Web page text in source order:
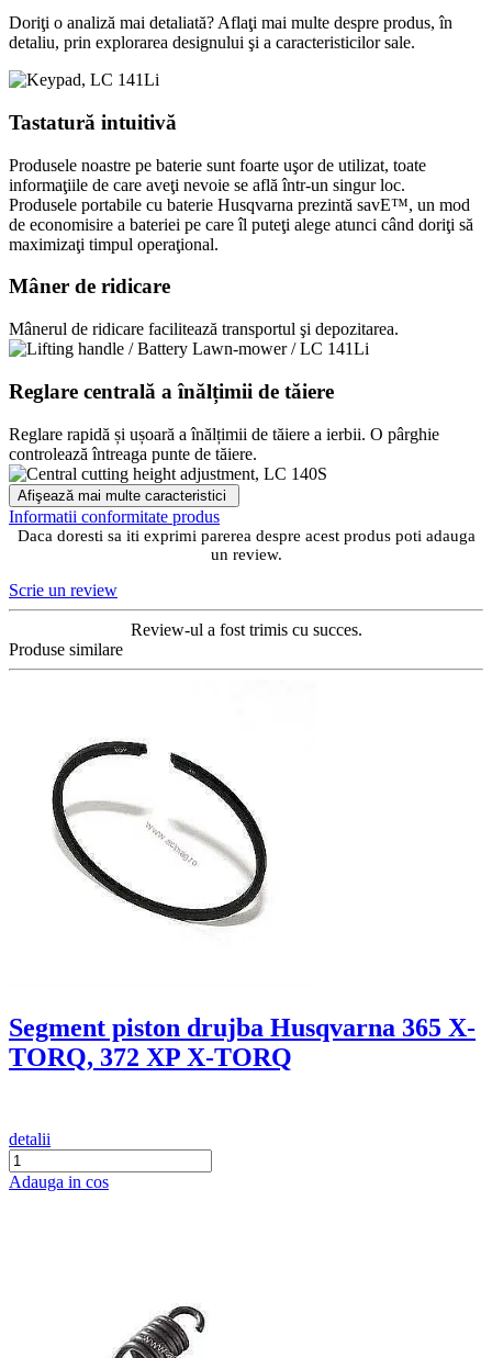
Doriţi o analiză mai detaliată? Aflaţi mai multe despre produs, în
detaliu, prin explorarea designului şi a caracteristicilor sale.
Tastatură intuitivă
Produsele noastre pe baterie sunt foarte uşor de utilizat, toate
informaţiile de care aveţi nevoie se află într-un singur loc.
Produsele portabile cu baterie Husqvarna prezintă savE™, un mod
de economisire a bateriei pe care îl puteţi alege atunci când doriţi să
maximizaţi timpul operaţional.
Mâner de ridicare
Mânerul de ridicare facilitează transportul şi depozitarea.
Reglare centrală a înălțimii de tăiere
Reglare rapidă și ușoară a înălțimii de tăiere a ierbii. O pârghie
controlează întreaga punte de tăiere.
Afişează mai multe caracteristici
Informatii conformitate produs
Daca doresti sa iti exprimi parerea despre acest produs poti adauga
un review.
Scrie un review
Review-ul a fost trimis cu succes.
Produse similare
Segment piston drujba Husqvarna 365 X-
TORQ, 372 XP X-TORQ
detalii
Adauga in cos